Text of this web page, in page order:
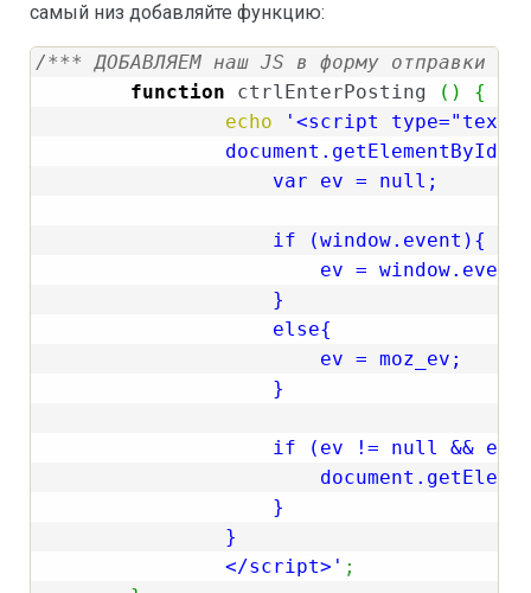
самый низ добавляйте функцию:
/*** ДОБАВЛЯЕМ наш JS в форму отправки
function ctrlEnterPosting ( )
{
echo
'<script type="text/
		</script>'
;